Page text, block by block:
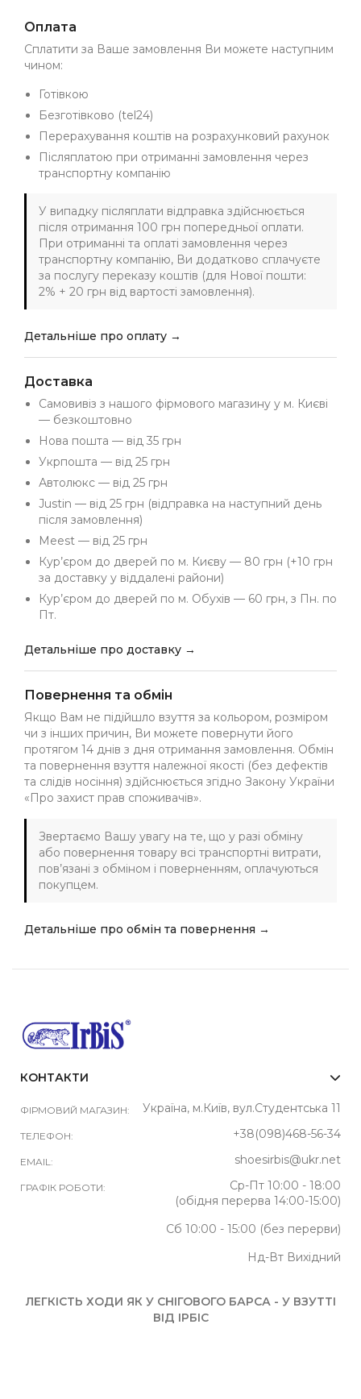
Оплата
Сплатити за Ваше замовлення Ви можете наступним
чином:
Готівкою
Безготівково (tel24)
Перерахування коштів на розрахунковий рахунок
Післяплатою при отриманні замовлення через
транспортну компанію
У випадку післяплати відправка здійснюється
після отримання 100 грн попередньої оплати.
При отриманні та оплаті замовлення через
транспортну компанію, Ви додатково сплачуєте
за послугу переказу коштів (для Нової пошти:
2% + 20 грн від вартості замовлення).
Детальніше про оплату →
Доставка
Самовивіз з нашого фірмового магазину у м. Києві
— безкоштовно
Нова пошта — від 35 грн
Укрпошта — від 25 грн
Автолюкс — від 25 грн
Justin — від 25 грн (відправка на наступний день
після замовлення)
Meest — від 25 грн
Кур’єром до дверей по м. Києву — 80 грн (+10 грн
за доставку у віддалені райони)
Кур’єром до дверей по м. Обухів — 60 грн, з Пн. по
Пт.
Детальніше про доставку →
Повернення та обмін
Якщо Вам не підійшло взуття за кольором, розміром
чи з інших причин, Ви можете повернути його
протягом 14 днів з дня отримання замовлення. Обмін
та повернення взуття належної якості (без дефектів
та слідів носіння) здійснюється згідно Закону України
«Про захист прав споживачів».
Звертаємо Вашу увагу на те, що у разі обміну
або повернення товару всі транспортні витрати,
пов’язані з обміном і поверненням, оплачуються
покупцем.
Детальніше про обмін та повернення →
КОНТАКТИ
ФІРМОВИЙ МАГАЗИН: Україна, м.Київ, вул.Студентська 11
ТЕЛЕФОН: +38(098)468-56-34
EMAIL: shoesirbis@ukr.net
ГРАФІК РОБОТИ:
Ср-Пт 10:00 - 18:00
(обідня перерва 14:00-15:00)
Сб 10:00 - 15:00 (без перерви)
Нд-Вт Вихідний
ЛЕГКІСТЬ ХОДИ ЯК У СНІГОВОГО БАРСА - У ВЗУТТІ
ВІД ІРБІС